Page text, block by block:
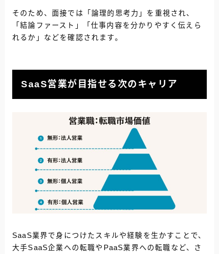
そのため、面接では「論理的思考力」を重視され、
「結論ファースト」「仕事内容を分かりやすく伝えら
れるか」などを確認されます。
SaaS営業が目指せる次のキャリア
SaaS業界で身につけたスキルや経験を生かすことで、
大手SaaS企業への転職やPaaS業界への転職など、さ